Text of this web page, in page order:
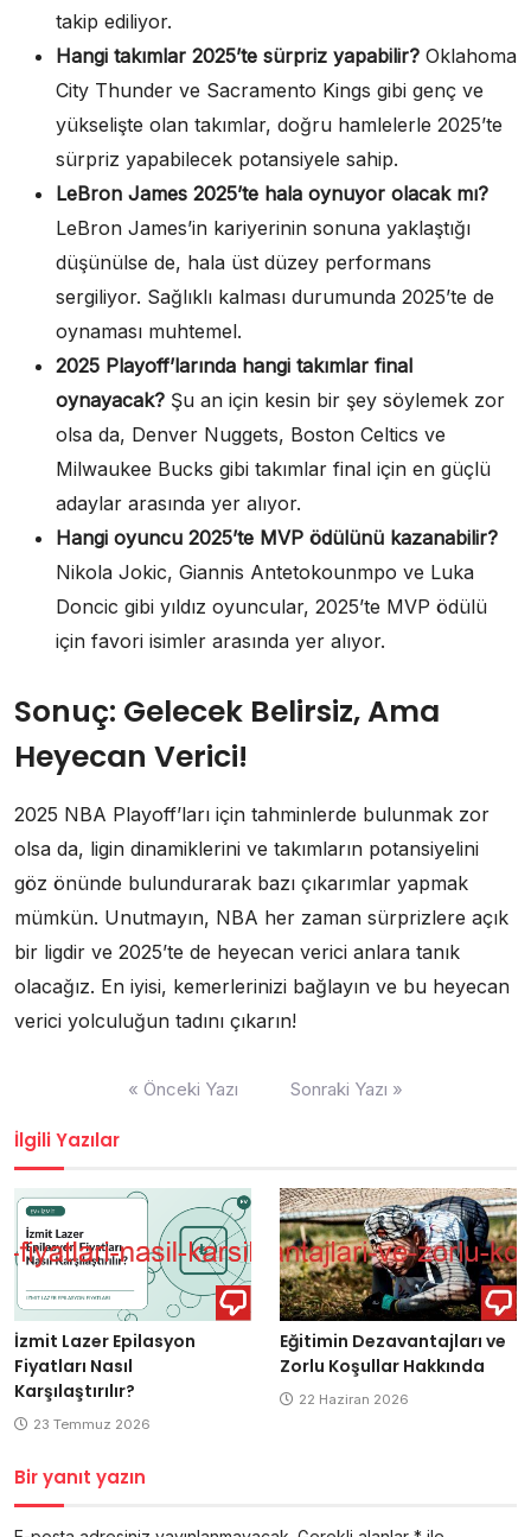
takip ediliyor.
Hangi takımlar 2025’te sürpriz yapabilir? Oklahoma
City Thunder ve Sacramento Kings gibi genç ve
yükselişte olan takımlar, doğru hamlelerle 2025’te
sürpriz yapabilecek potansiyele sahip.
LeBron James 2025’te hala oynuyor olacak mı?
LeBron James’in kariyerinin sonuna yaklaştığı
düşünülse de, hala üst düzey performans
sergiliyor. Sağlıklı kalması durumunda 2025’te de
oynaması muhtemel.
2025 Playoff’larında hangi takımlar final
oynayacak? Şu an için kesin bir şey söylemek zor
olsa da, Denver Nuggets, Boston Celtics ve
Milwaukee Bucks gibi takımlar final için en güçlü
adaylar arasında yer alıyor.
Hangi oyuncu 2025’te MVP ödülünü kazanabilir?
Nikola Jokic, Giannis Antetokounmpo ve Luka
Doncic gibi yıldız oyuncular, 2025’te MVP ödülü
için favori isimler arasında yer alıyor.
Sonuç: Gelecek Belirsiz, Ama
Heyecan Verici!
2025 NBA Playoff’ları için tahminlerde bulunmak zor
olsa da, ligin dinamiklerini ve takımların potansiyelini
göz önünde bulundurarak bazı çıkarımlar yapmak
mümkün. Unutmayın, NBA her zaman sürprizlere açık
bir ligdir ve 2025’te de heyecan verici anlara tanık
olacağız. En iyisi, kemerlerinizi bağlayın ve bu heyecan
verici yolculuğun tadını çıkarın!
« Önceki Yazı Sonraki Yazı »
İlgili Yazılar
İzmit Lazer Epilasyon
Fiyatları Nasıl
Karşılaştırılır?
23 Temmuz 2026
Eğitimin Dezavantajları ve
Zorlu Koşullar Hakkında
22 Haziran 2026
Bir yanıt yazın